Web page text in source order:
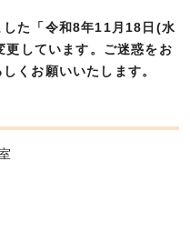
た「令和8年11月18日(水
しています。ご迷惑をお
くお願いいたします。